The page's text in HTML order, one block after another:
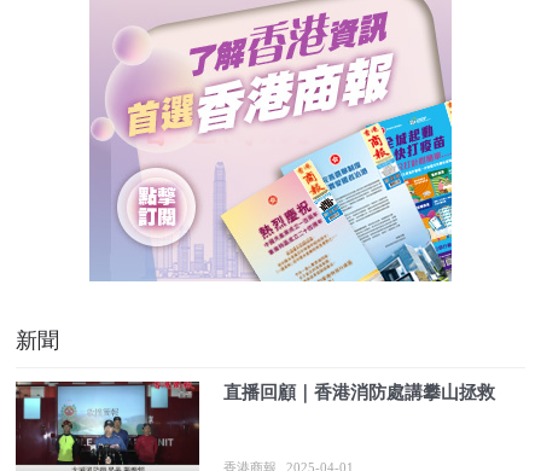
新聞
直播回顧｜香港消防處講攀山拯救
香港商報 2025-04-01